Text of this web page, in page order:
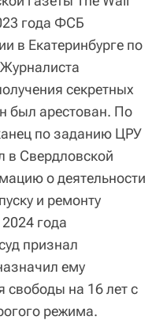
года ФСБ
в Екатеринбурге по
секретных
был арестован. По
по заданию ЦРУ
в Свердловской
о деятельности
и ремонту
года
признал
ему
свободы на 16 лет с
режима.